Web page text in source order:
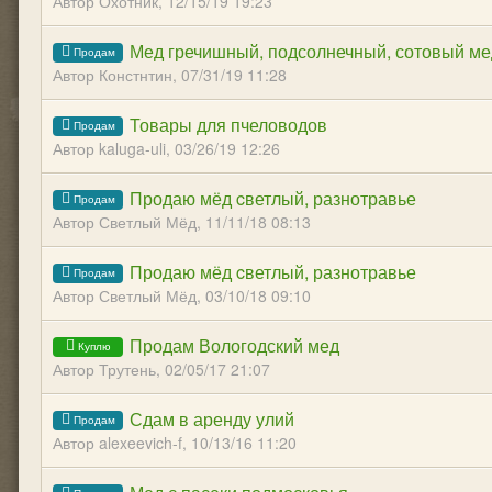
Мед гречишный, подсолнечный, сотовый
Автор Констнтин, 07/31/19 11:28
Товары для пчеловодов
Автор kaluga-uli, 03/26/19 12:26
Продаю мёд cветлый, разнотравье
Автор Светлый Мёд, 11/11/18 08:13
Продаю мёд cветлый, разнотравье
Автор Светлый Мёд, 03/10/18 09:10
Продам Вологодский мед
Автор Трутень, 02/05/17 21:07
Сдам в аренду улий
Автор alexeevich-f, 10/13/16 11:20